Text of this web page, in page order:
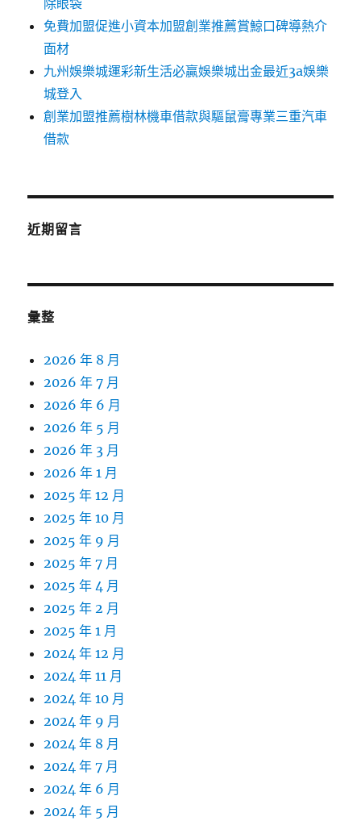
除眼袋
免費加盟促進小資本加盟創業推薦賞鯨口碑導熱介
面材
九州娛樂城運彩新生活必贏娛樂城出金最近3a娛樂
城登入
創業加盟推薦樹林機車借款與驅鼠膏專業三重汽車
借款
近期留言
彙整
2026 年 8 月
2026 年 7 月
2026 年 6 月
2026 年 5 月
2026 年 3 月
2026 年 1 月
2025 年 12 月
2025 年 10 月
2025 年 9 月
2025 年 7 月
2025 年 4 月
2025 年 2 月
2025 年 1 月
2024 年 12 月
2024 年 11 月
2024 年 10 月
2024 年 9 月
2024 年 8 月
2024 年 7 月
2024 年 6 月
2024 年 5 月